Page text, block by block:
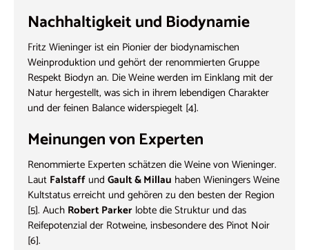
Nachhaltigkeit und Biodynamie
Fritz Wieninger ist ein Pionier der biodynamischen
Weinproduktion und gehört der renommierten Gruppe
Respekt Biodyn an. Die Weine werden im Einklang mit der
Natur hergestellt, was sich in ihrem lebendigen Charakter
und der feinen Balance widerspiegelt [4].
Meinungen von Experten
Renommierte Experten schätzen die Weine von Wieninger.
Laut Falstaffund Gault & Millau haben Wieningers Weine
Kultstatus erreicht und gehören zu den besten der Region
[5]. Auch Robert Parker lobte die Struktur und das
Reifepotenzial der Rotweine, insbesondere des Pinot Noir
[6].